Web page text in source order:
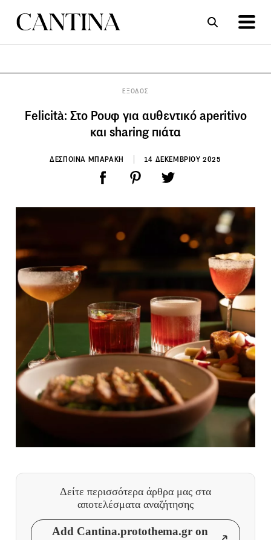
ΕΞΟΔΟΣ
Felicità: Στο Ρουφ για αυθεντικό aperitivo
και sharing πιάτα
ΔΕΣΠΟΙΝΑ ΜΠΑΡΑΚΗ 14 ΔΕΚΕΜΒΡΙΟΥ 2025
Δείτε περισσότερα άρθρα μας στα
αποτελέσματα αναζήτησης
Add Cantina.protothema.gr on